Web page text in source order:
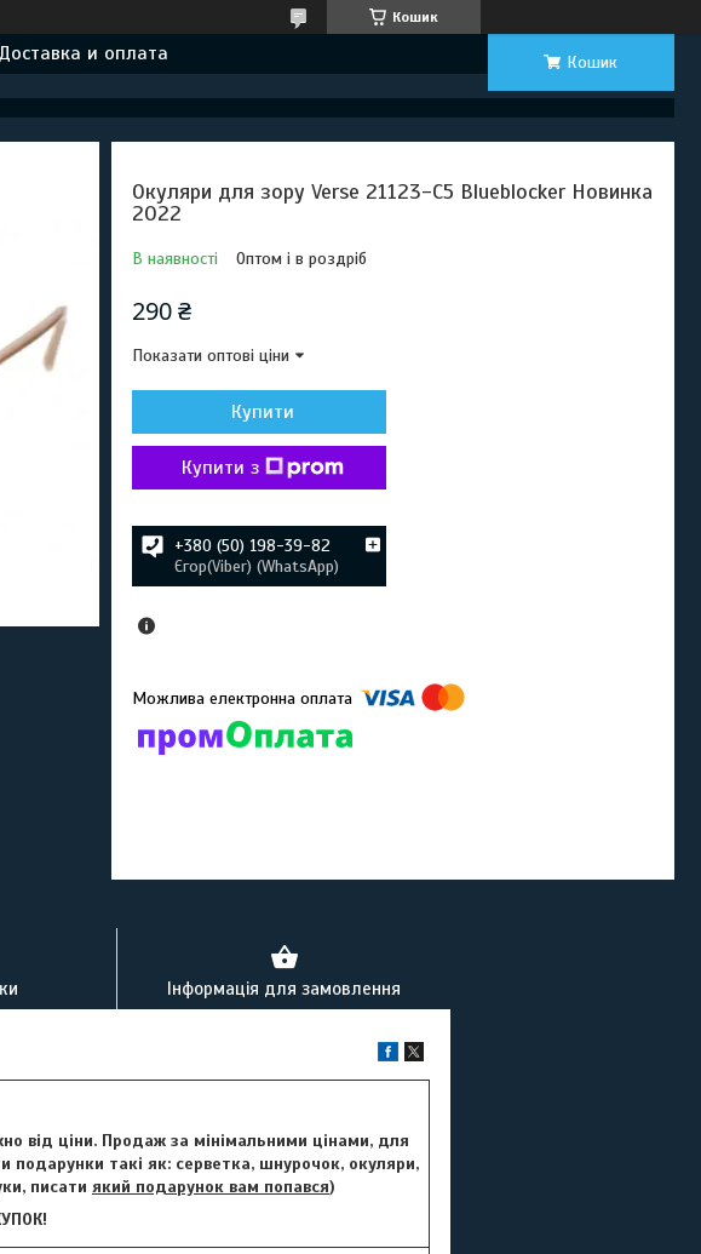
Кошик
Доставка и оплата Кошик
Окуляри для зору Verse 21123-C5 Blueblocker Новинка
2022
В наявності Оптом і в роздріб
290 ₴
Показати оптові ціни
Купити
Купити з
+380 (50) 198-39-82
Єгор(Viber) (WhatsApp)
Інформація для замовлення
від ціни. Продаж за мінімальними цінами, для
подарунки такі як: серветка, шнурочок, окуляри,
писати який подарунок вам попався)